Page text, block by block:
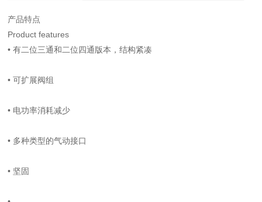
产品特点
Product features
•有二位三通和二位四通版本，结构紧凑
•可扩展阀组
• 电功率消耗减少
• 多种类型的气动接口
• 坚固